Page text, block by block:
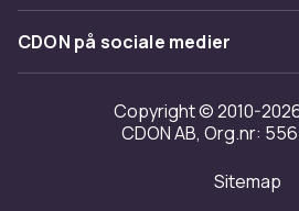
Kundeanmeldelser
Arbejd på CDON
Investor relations
Tilgængelighed
Merchant Help Center
CDON på sociale medier
Copyright © 2010-
CDON AB, Org.nr:
Sitemap